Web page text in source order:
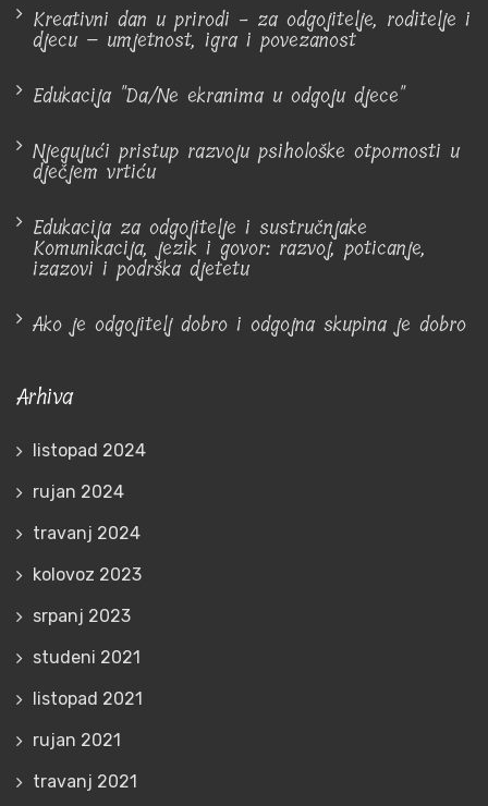
Kreativni dan u prirodi - za odgojitelje, roditelje i
djecu – umjetnost, igra i povezanost
Edukacija "Da/Ne ekranima u odgoju djece"
Njegujući pristup razvoju psihološke otpornosti u
dječjem vrtiću
Edukacija za odgojitelje i sustručnjake
Komunikacija, jezik i govor: razvoj, poticanje,
izazovi i podrška djetetu
Ako je odgojitelj dobro i odgojna skupina je dobro
Arhiva
listopad 2024
rujan 2024
travanj 2024
kolovoz 2023
srpanj 2023
studeni 2021
listopad 2021
rujan 2021
travanj 2021